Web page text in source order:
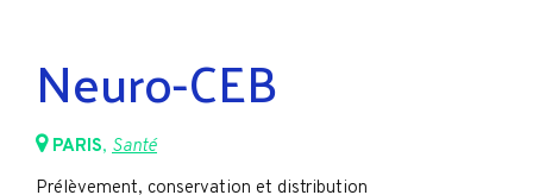
Neuro-CEB
PARIS, Santé
Prélèvement, conservation et distribution